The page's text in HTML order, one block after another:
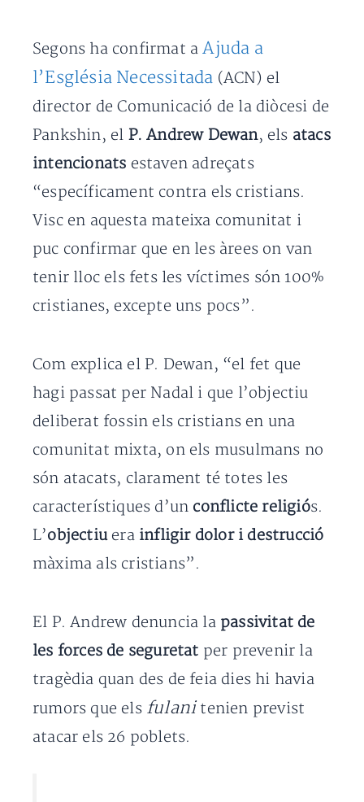
Segons ha confirmat aAjuda a
l’Església Necessitada (ACN) el
director de Comunicació de la diòcesi de
Pankshin, el P. Andrew Dewan, els atacs
intencionats estaven adreçats
“específicament contra els cristians.
Visc en aquesta mateixa comunitat i
puc confirmar que en les àrees on van
tenir lloc els fets les víctimes són 100%
cristianes, excepte uns pocs”.
Com explica el P. Dewan, “el fet que
hagi passat per Nadal i que l’objectiu
deliberat fossin els cristians en una
comunitat mixta, on els musulmans no
són atacats, clarament té totes les
característiques d’un conflicte religiós.
L’objectiuerainfligir dolor i destrucció
màxima als cristians”.
El P. Andrew denuncia la passivitat de
les forces de seguretat per prevenir la
tragèdia quan des de feia dies hi havia
rumors que els fulani tenien previst
atacar els 26 poblets.